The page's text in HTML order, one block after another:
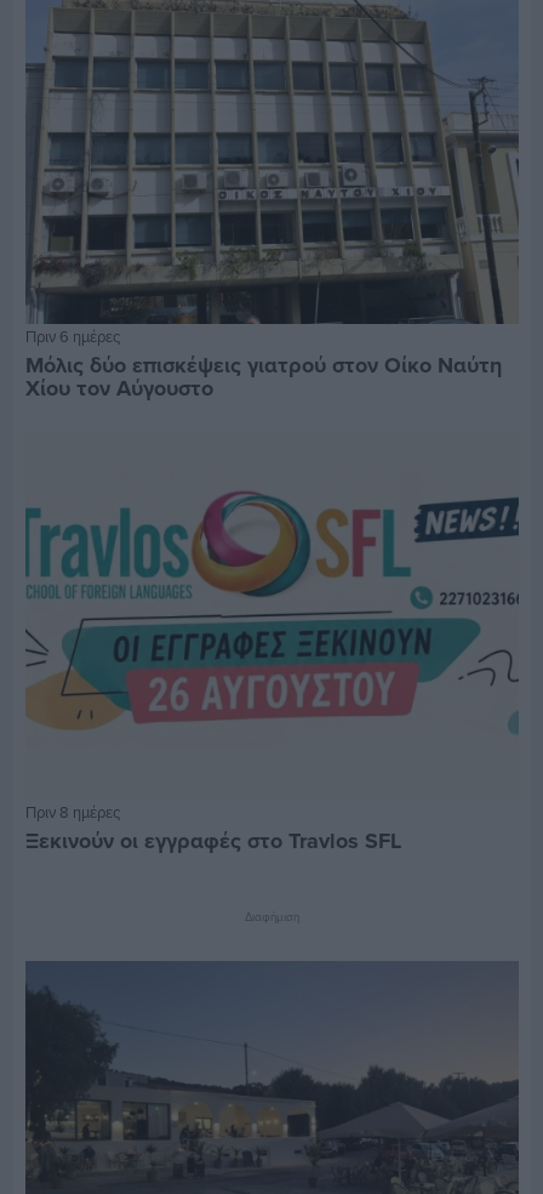
Πριν 6 ημέρες
Μόλις δύο επισκέψεις γιατρού στον Οίκο Ναύτη
Χίου τον Αύγουστο
Πριν 8 ημέρες
Ξεκινούν οι εγγραφές στο Travlos SFL
Διαφήμιση